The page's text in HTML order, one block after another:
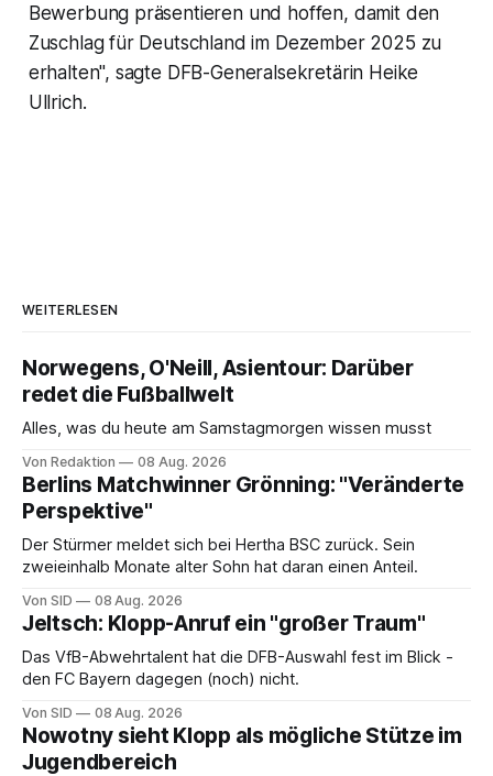
Bewerbung präsentieren und hoffen, damit den
Zuschlag für Deutschland im Dezember 2025 zu
erhalten", sagte DFB-Generalsekretärin Heike
Ullrich.
WEITERLESEN
Norwegens, O'Neill, Asientour: Darüber
redet die Fußballwelt
Alles, was du heute am Samstagmorgen wissen musst
Von Redaktion 08 Aug. 2026
Berlins Matchwinner Grönning: "Veränderte
Perspektive"
Der Stürmer meldet sich bei Hertha BSC zurück. Sein
zweieinhalb Monate alter Sohn hat daran einen Anteil.
Von SID 08 Aug. 2026
Jeltsch: Klopp-Anruf ein "großer Traum"
Das VfB-Abwehrtalent hat die DFB-Auswahl fest im Blick -
den FC Bayern dagegen (noch) nicht.
Von SID 08 Aug. 2026
Nowotny sieht Klopp als mögliche Stütze im
Jugendbereich